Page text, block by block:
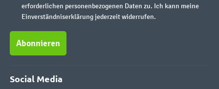
erforderlichen personenbezogenen Daten zu. Ich kann meine
Einverständniserklärung jederzeit widerrufen.
Abonnieren
Social Media